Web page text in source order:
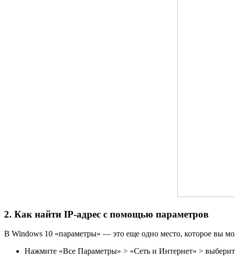
2. Как найти IP-адрес с помощью параметров
В Windows 10 «параметры» — это еще одно место, которое вы
Нажмите «Все Параметры» > «Сеть и Интернет» >